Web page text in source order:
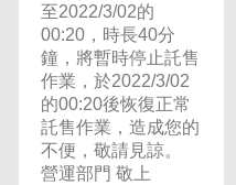
至2022/3/02的
00:20，時長40分
鐘，將暫時停止託售
作業，於2022/3/02
的00:20後恢復正常
託售作業，造成您的
不便，敬請見諒。
營運部門 敬上